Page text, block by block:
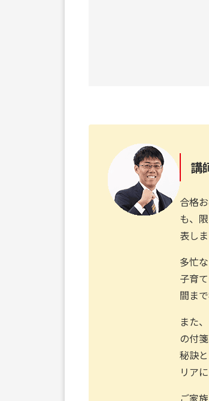
講
合格
も、
表しま
多忙
子育
間ま
また
の付
秘訣
リア
ご家